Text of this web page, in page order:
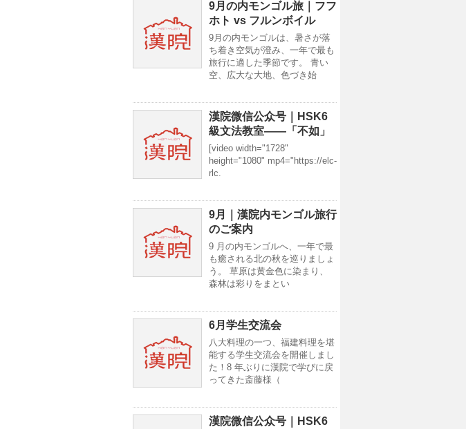
9月の内モンゴル旅｜フフ
ホト vs フルンボイル
9月の内モンゴルは、暑さが落
ち着き空気が澄み、一年で最も
旅行に適した季節です。 青い
空、広大な大地、色づき始
漢院微信公众号｜HSK6
級文法教室——「不如」
[video width="1728"
height="1080" mp4="https://elc-
rlc.
9月｜漢院内モンゴル旅行
のご案内
9 月の内モンゴルへ、一年で最
も癒される北の秋を巡りましょ
う。 草原は黄金色に染まり、
森林は彩りをまとい
6月学生交流会
八大料理の一つ、福建料理を堪
能する学生交流会を開催しまし
た！8 年ぶりに漢院で学びに戻
ってきた斎藤様（
漢院微信公众号｜HSK6